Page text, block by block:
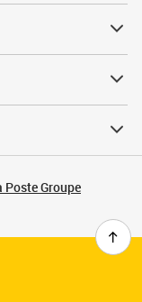
Poste Groupe